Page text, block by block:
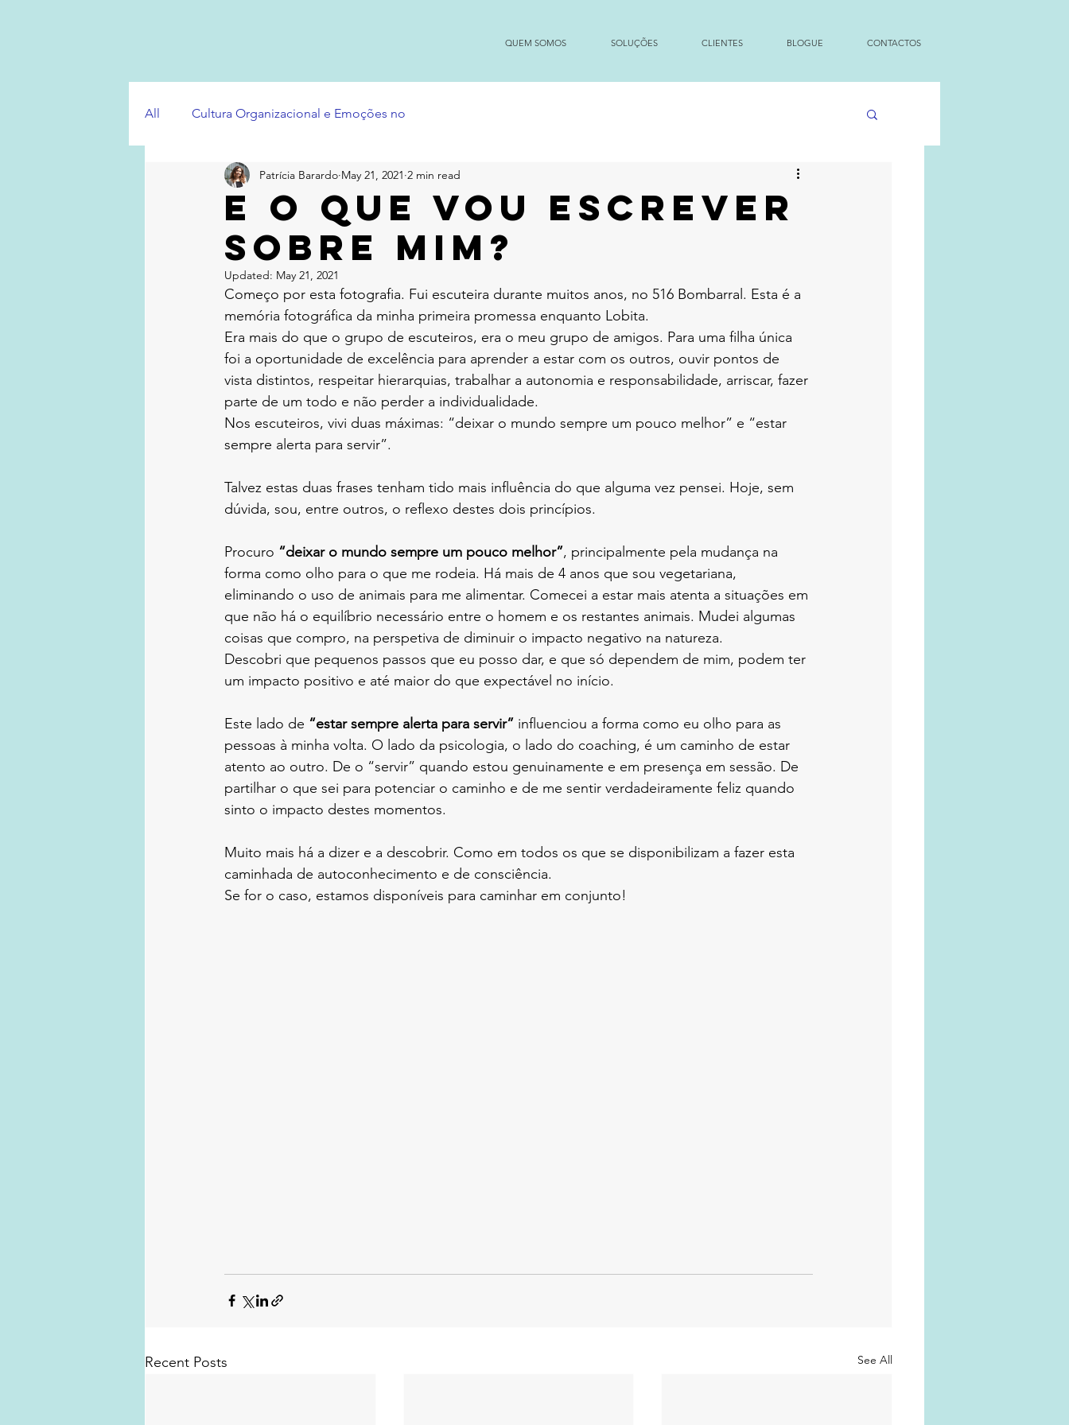
QUEM SOMOS SOLUÇÕES CLIENTES BLOGUE CONTACTOS
All Cultura Organizacional e Emoções no
E o que vou escrever
sobre mim?
Patrícia Barardo May 21, 2021 2 min read
Updated: May 21, 2021
Começo por esta fotografia. Fui escuteira durante muitos anos, no 516 Bombarral. Esta é a
memória fotográfica da minha primeira promessa enquanto Lobita.
Era mais do que o grupo de escuteiros, era o meu grupo de amigos. Para uma filha única
foi a oportunidade de excelência para aprender a estar com os outros, ouvir pontos de
vista distintos, respeitar hierarquias, trabalhar a autonomia e responsabilidade, arriscar, fazer
parte de um todo e não perder a individualidade.
Nos escuteiros, vivi duas máximas: “deixar o mundo sempre um pouco melhor” e “estar
sempre alerta para servir”.
Talvez estas duas frases tenham tido mais influência do que alguma vez pensei. Hoje, sem
dúvida, sou, entre outros, o reflexo destes dois princípios.
Procuro “deixar o mundo sempre um pouco melhor”, principalmente pela mudança na
forma como olho para o que me rodeia. Há mais de 4 anos que sou vegetariana,
eliminando o uso de animais para me alimentar. Comecei a estar mais atenta a situações em
que não há o equilíbrio necessário entre o homem e os restantes animais. Mudei algumas
coisas que compro, na perspetiva de diminuir o impacto negativo na natureza.
Descobri que pequenos passos que eu posso dar, e que só dependem de mim, podem ter
um impacto positivo e até maior do que expectável no início.
Este lado de “estar sempre alerta para servir” influenciou a forma como eu olho para as
pessoas à minha volta. O lado da psicologia, o lado do coaching, é um caminho de estar
atento ao outro. De o “servir” quando estou genuinamente e em presença em sessão. De
partilhar o que sei para potenciar o caminho e de me sentir verdadeiramente feliz quando
sinto o impacto destes momentos.
Muito mais há a dizer e a descobrir. Como em todos os que se disponibilizam a fazer esta
caminhada de autoconhecimento e de consciência.
Se for o caso, estamos disponíveis para caminhar em conjunto!
Recent Posts See All